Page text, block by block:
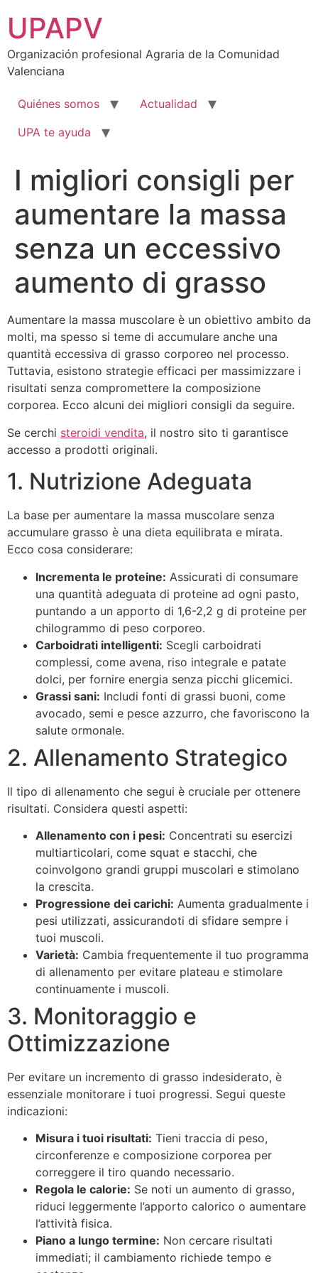
contenido
UPAPV
Organización profesional Agraria de la Comunidad
Valenciana
Quiénes somos
Actualidad
UPA te ayuda
I migliori consigli per
aumentare la massa
senza un eccessivo
aumento di grasso
Aumentare la massa muscolare è un obiettivo ambito da
molti, ma spesso si teme di accumulare anche una
quantità eccessiva di grasso corporeo nel processo.
Tuttavia, esistono strategie efficaci per massimizzare i
risultati senza compromettere la composizione
corporea. Ecco alcuni dei migliori consigli da seguire.
Se cerchi steroidi vendita, il nostro sito ti garantisce
accesso a prodotti originali.
1. Nutrizione Adeguata
La base per aumentare la massa muscolare senza
accumulare grasso è una dieta equilibrata e mirata.
Ecco cosa considerare:
Incrementa le proteine: Assicurati di consumare
una quantità adeguata di proteine ad ogni pasto,
puntando a un apporto di 1,6-2,2 g di proteine per
chilogrammo di peso corporeo.
Carboidrati intelligenti: Scegli carboidrati
complessi, come avena, riso integrale e patate
dolci, per fornire energia senza picchi glicemici.
Grassi sani: Includi fonti di grassi buoni, come
avocado, semi e pesce azzurro, che favoriscono la
salute ormonale.
2. Allenamento Strategico
Il tipo di allenamento che segui è cruciale per ottenere
risultati. Considera questi aspetti:
Allenamento con i pesi: Concentrati su esercizi
multiarticolari, come squat e stacchi, che
coinvolgono grandi gruppi muscolari e stimolano
la crescita.
Progressione dei carichi: Aumenta gradualmente i
pesi utilizzati, assicurandoti di sfidare sempre i
tuoi muscoli.
Varietà: Cambia frequentemente il tuo programma
di allenamento per evitare plateau e stimolare
continuamente i muscoli.
3. Monitoraggio e
Ottimizzazione
Per evitare un incremento di grasso indesiderato, è
essenziale monitorare i tuoi progressi. Segui queste
indicazioni:
Misura i tuoi risultati: Tieni traccia di peso,
circonferenze e composizione corporea per
correggere il tiro quando necessario.
Regola le calorie: Se noti un aumento di grasso,
riduci leggermente l’apporto calorico o aumentare
l’attività fisica.
Piano a lungo termine: Non cercare risultati
immediati; il cambiamento richiede tempo e